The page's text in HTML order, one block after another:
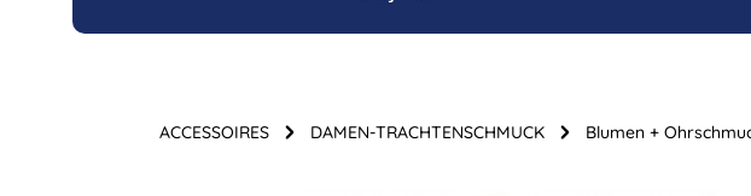
ACCESSOIRES DAMEN-TRACHTENSCHMUCK Blumen +